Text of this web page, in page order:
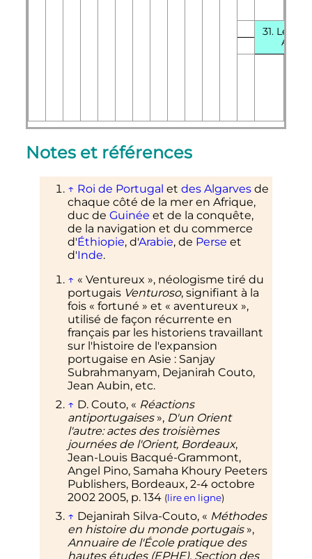
31.
Alvim
Notes et références
↑ Roi de Portugal et des Algarvesde
chaque côté de la mer en Afrique,
duc de Guinée et de la conquête,
de la navigation et du commerce
d'Éthiopie, d'Arabie, de Perse et
d'Inde.
↑ « Ventureux », néologisme tiré du
portugais Venturoso, signifiant à la
fois « fortuné » et « aventureux »,
utilisé de façon récurrente en
français par les historiens travaillant
sur l'histoire de l'expansion
portugaise en Asie : Sanjay
Subrahmanyam, Dejanirah Couto,
Jean Aubin, etc.
↑ D. Couto, « Réactions
antiportugaises », D'un Orient
l'autre: actes des troisièmes
journées de l'Orient, Bordeaux,
Jean-Louis Bacqué-Grammont,
Angel Pino, Samaha Khoury Peeters
Publishers, Bordeaux, 2-4 octobre
2002 2005, p. 134 (lire en ligne)
↑ Dejanirah Silva-Couto, « Méthodes
en histoire du monde portugais »,
Annuaire de l'École pratique des
hautes études (EPHE), Section des